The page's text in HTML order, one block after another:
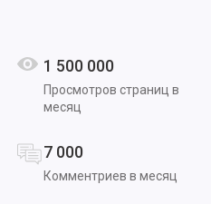
1 500 000
Просмотров страниц в
месяц
7 000
Комментриев в месяц